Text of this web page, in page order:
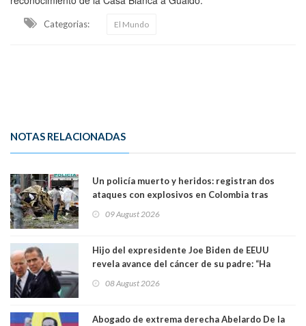
Categorias: El Mundo
NOTAS RELACIONADAS
Un policía muerto y heridos: registran dos
ataques con explosivos en Colombia tras
09 August 2026
Hijo del expresidente Joe Biden de EEUU
revela avance del cáncer de su padre: “Ha
08 August 2026
Abogado de extrema derecha Abelardo De la